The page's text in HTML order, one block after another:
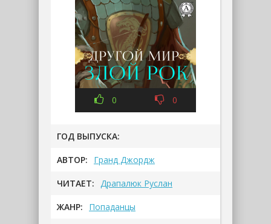
0 0
ГОД ВЫПУСКА:
АВТОР: Гранд Джордж
ЧИТАЕТ: Драпалюк Руслан
ЖАНР: Попаданцы